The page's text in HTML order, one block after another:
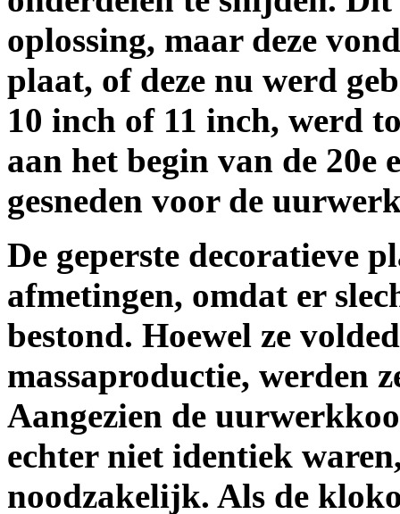
oplossing, maar deze
plaat, of deze nu werd
10 inch of 11 inch, werd
aan het begin van de 20e
gesneden voor de
De geperste decoratieve
afmetingen, omdat er
bestond. Hoewel ze
massaproductie, werden
Aangezien de
echter niet identiek
noodzakelijk. Als de